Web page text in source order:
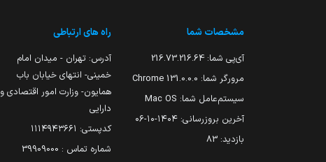
مشخصات شما
آی‌پی شما: 216.73.216.64
مرورگر شما: 131.0.0.0 Chrome
سیستم‌عامل شما: Mac OS
آخرین بروزرسانی: ۱۴۰۴-۱۰-۰۶
بازدید: 83
راه های ارتباطی
آدرس: تهران - میدان امام
خمینی- انتهای خیابان باب
همایون- وزارت امور اقتصادی و
دارایی
کدپستی: ۱۱۱۴۹۴۳۶۶۱
شماره تماس : 39909000